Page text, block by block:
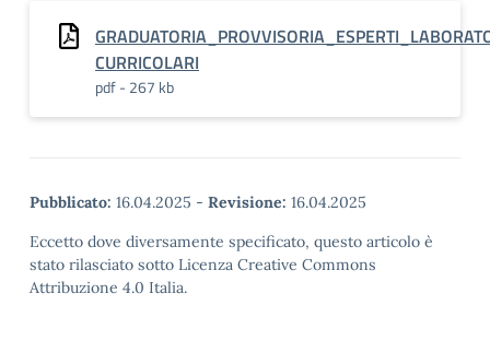
CURRICOLARI
pdf - 267 kb
Pubblicato: 16.04.2025 - Revisione: 16.04.2025
Eccetto dove diversamente specificato, questo articolo è
stato rilasciato sotto Licenza Creative Commons
Attribuzione 4.0 Italia.